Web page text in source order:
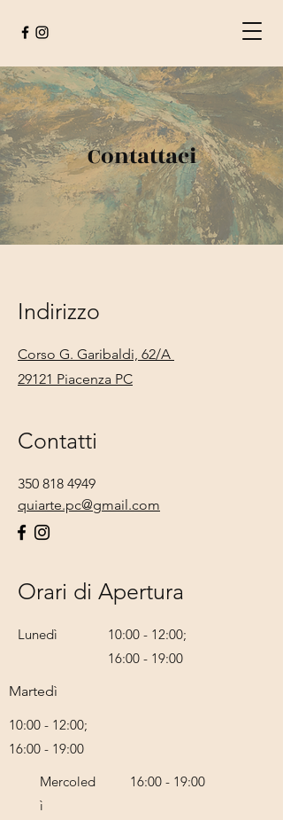
Contattaci
Indirizzo
Corso G. Garibaldi, 62/A
29121 Piacenza PC
Contatti
350 818 4949
quiarte.pc@gmail.com
Orari di Apertura
Lunedì
10:00 - 12:00;
16:00 - 19:00
Martedì
10:00 - 12:00;
16:00 - 19:00
Mercoled
ì
16:00 - 19:00